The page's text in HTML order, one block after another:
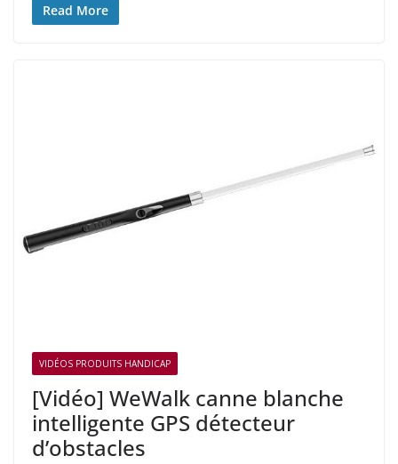
Read More
VIDÉOS PRODUITS HANDICAP
[Vidéo] WeWalk canne blanche
intelligente GPS détecteur
d’obstacles